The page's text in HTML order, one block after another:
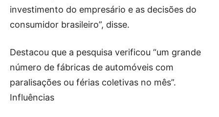
investimento do empresário e as decisões do
consumidor brasileiro”, disse.
Destacou que a pesquisa verificou “um grande
número de fábricas de automóveis com
paralisações ou férias coletivas no mês”.
Influências